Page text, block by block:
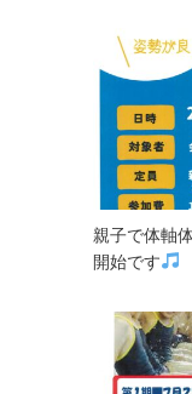
親子で体軸
開始です